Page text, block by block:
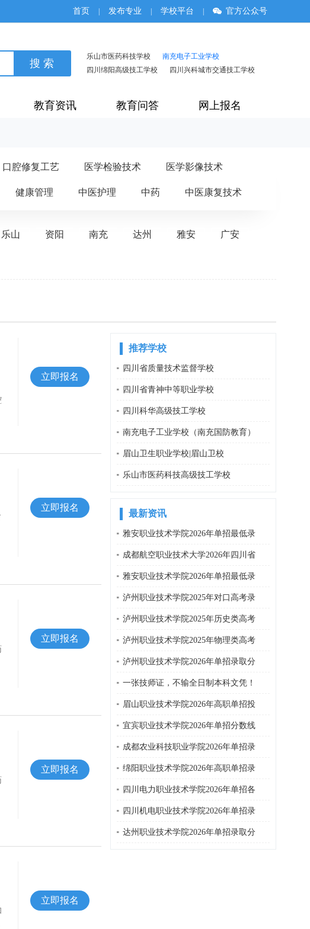
首页 发布专业 学校平台 官方公众号
乐山市医药科技学校
南充电子工业学校
四川绵阳高级技工学校
四川兴科城市交通技工学校
教育资讯 教育问答 网上报名
口腔修复工艺 医学检验技术 医学影像技术
健康管理 中医护理 中药 中医康复技术
乐山 资阳 南充 达州 雅安 广安
立即报名
立即报名
立即报名
立即报名
立即报名
推荐学校
四川省质量技术监督学校
四川省青神中等职业学校
四川科华高级技工学校
南充电子工业学校（南充国防教育）
眉山卫生职业学校|眉山卫校
乐山市医药科技高级技工学校
最新资讯
雅安职业技术学院2026年单招最低录
成都航空职业技术大学2026年四川省
雅安职业技术学院2026年单招最低录
泸州职业技术学院2025年对口高考录
泸州职业技术学院2025年历史类高考
泸州职业技术学院2025年物理类高考
泸州职业技术学院2026年单招录取分
一张技师证，不输全日制本科文凭！
眉山职业技术学院2026年高职单招投
宜宾职业技术学院2026年单招分数线
成都农业科技职业学院2026年单招录
绵阳职业技术学院2026年高职单招录
四川电力职业技术学院2026年单招各
四川机电职业技术学院2026年单招录
达州职业技术学院2026年单招录取分